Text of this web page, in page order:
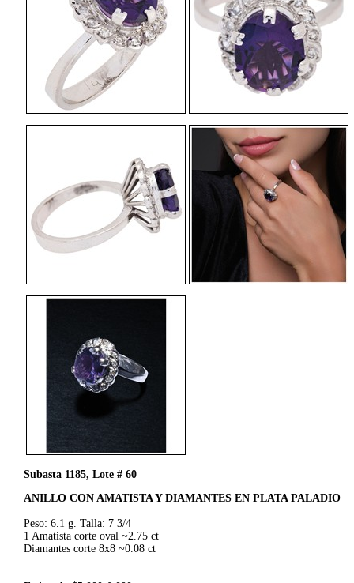
Subasta 1185, Lote # 60
ANILLO CON AMATISTA Y DIAMANTES EN PLATA PALADIO
Peso: 6.1 g. Talla: 7 3/4
1 Amatista corte oval ~2.75 ct
Diamantes corte 8x8 ~0.08 ct